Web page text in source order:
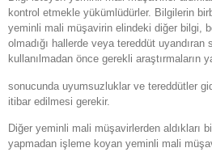
kontrol etmekle yükümlüdürler. Bilgilerin
yeminli mali müşavirin elindeki diğer bilgi,
olmadığı hallerde veya tereddüt uyandıran
kullanılmadan önce gerekli araştırmaların
sonucunda uyumsuzluklar ve tereddütler
itibar edilmesi gerekir.
Diğer yeminli mali müşavirlerden aldıkları
yapmadan işleme koyan yeminli mali